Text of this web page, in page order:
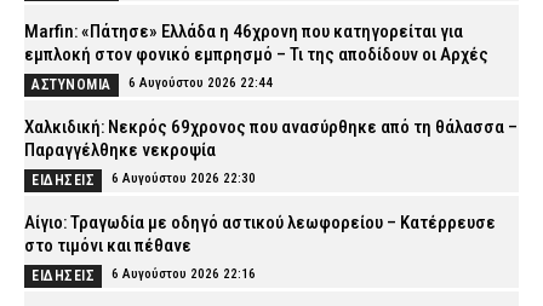
Marfin: «Πάτησε» Ελλάδα η 46χρονη που κατηγορείται για
εμπλοκή στον φονικό εμπρησμό – Τι της αποδίδουν οι Αρχές
ΑΣΤΥΝΟΜΙΑ 6 Αυγούστου 2026 22:44
Χαλκιδική: Νεκρός 69χρονος που ανασύρθηκε από τη θάλασσα –
Παραγγέλθηκε νεκροψία
ΕΙΔΗΣΕΙΣ 6 Αυγούστου 2026 22:30
Αίγιο: Τραγωδία με οδηγό αστικού λεωφορείου – Κατέρρευσε
στο τιμόνι και πέθανε
ΕΙΔΗΣΕΙΣ 6 Αυγούστου 2026 22:16